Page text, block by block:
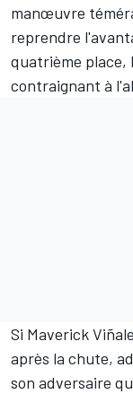
manœuvre
reprendre
quatrième place,
contraignant à
Si Maverick
après la chute,
son adversaire